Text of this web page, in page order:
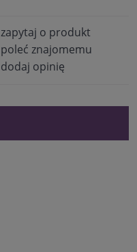
zapytaj o produkt
poleć znajomemu
dodaj opinię